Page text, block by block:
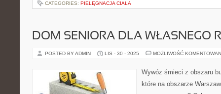
CATEGORIES: PIELĘGNACJA CIAŁA
DOM SENIORA DLA WŁASNEGO
POSTED BY ADMIN LIS - 30 - 2025 MOŻLIWOŚĆ
Wywóz śmieci z obszaru
które na obszarze